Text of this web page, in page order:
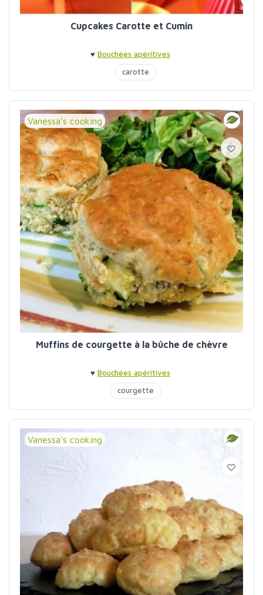
Cupcakes Carotte et Cumin
♥ Bouchées apéritives
carotte
Vanessa's cooking
Muffins de courgette à la bûche de chèvre
♥ Bouchées apéritives
courgette
Vanessa's cooking